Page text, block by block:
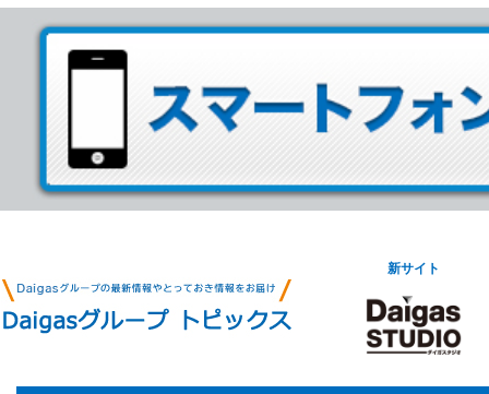
新サイト